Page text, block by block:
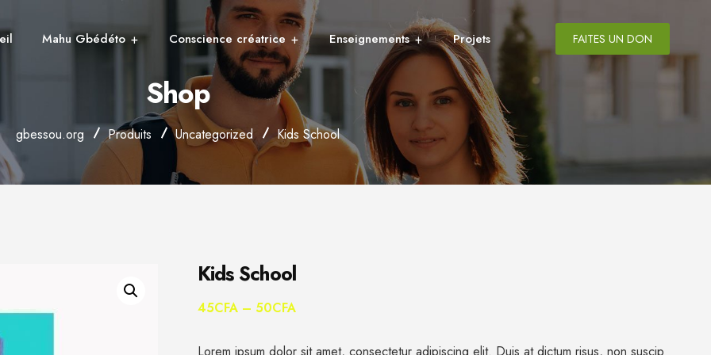
Mahu Gbédéto Conscience créatrice Enseignements Projets FAITES UN DON
Shop
gbessou.org Produits Uncategorized Kids School
Kids School
45CFA– 50CFA
Lorem ipsum dolor sit amet, consectetur adipiscing elit. Duis at dictum risus, non suscip